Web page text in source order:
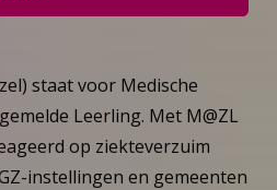
staat voor Medische
Leerling. Met M@ZL
op ziekteverzuim
instellingen en gemeenten